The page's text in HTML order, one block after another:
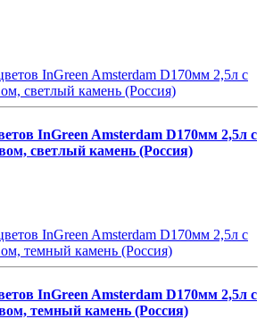
InGreen Amsterdam D170мм 2,5л с
светлый камень (Россия)
InGreen Amsterdam D170мм 2,5л с
темный камень (Россия)